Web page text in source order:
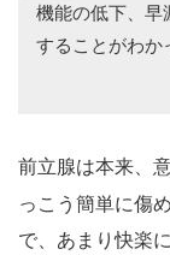
機能の低下、
することがわか
前立腺は本来、
っこう簡単に傷
で、あまり快楽